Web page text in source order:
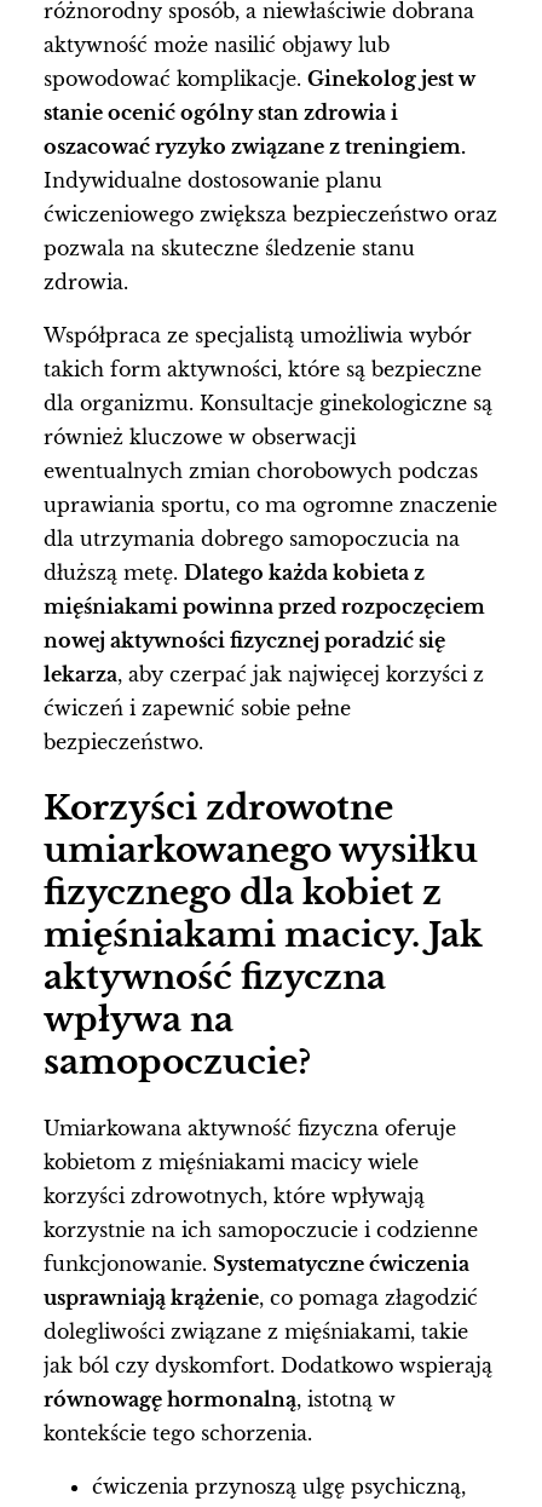
różnorodny sposób, a niewłaściwie dobrana
aktywność może nasilić objawy lub
spowodować komplikacje. Ginekolog jest w
stanie ocenić ogólny stan zdrowia i
oszacować ryzyko związane z treningiem.
Indywidualne dostosowanie planu
ćwiczeniowego zwiększa bezpieczeństwo oraz
pozwala na skuteczne śledzenie stanu
zdrowia.
Współpraca ze specjalistą umożliwia wybór
takich form aktywności, które są bezpieczne
dla organizmu. Konsultacje ginekologiczne są
również kluczowe w obserwacji
ewentualnych zmian chorobowych podczas
uprawiania sportu, co ma ogromne znaczenie
dla utrzymania dobrego samopoczucia na
dłuższą metę. Dlatego każda kobieta z
mięśniakami powinna przed rozpoczęciem
nowej aktywności fizycznej poradzić się
lekarza, aby czerpać jak najwięcej korzyści z
ćwiczeń i zapewnić sobie pełne
bezpieczeństwo.
Korzyści zdrowotne
umiarkowanego wysiłku
fizycznego dla kobiet z
mięśniakami macicy. Jak
aktywność fizyczna
wpływa na
samopoczucie?
Umiarkowana aktywność fizyczna oferuje
kobietom z mięśniakami macicy wiele
korzyści zdrowotnych, które wpływają
korzystnie na ich samopoczucie i codzienne
funkcjonowanie. Systematyczne ćwiczenia
usprawniają krążenie, co pomaga złagodzić
dolegliwości związane z mięśniakami, takie
jak ból czy dyskomfort. Dodatkowo wspierają
równowagę hormonalną, istotną w
kontekście tego schorzenia.
ćwiczenia przynoszą ulgę psychiczną,